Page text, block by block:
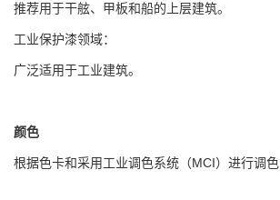
推荐用于干舷、甲板和船的上层建筑。
工业保护漆领域：
广泛适用于工业建筑。
颜色
根据色卡和采用工业调色系统（MCI）进行调色